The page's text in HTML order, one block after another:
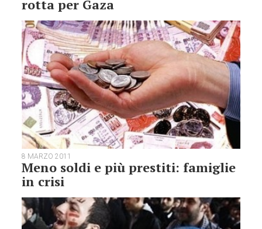
rotta per Gaza
8 MARZO 2011
Meno soldi e più prestiti: famiglie
in crisi